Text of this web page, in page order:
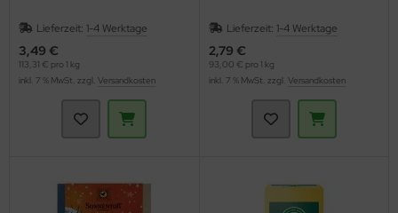
Lieferzeit: 1-4 Werktage
3,49 €
113,31 € pro 1 kg
inkl. 7 % MwSt. zzgl. Versandkosten
Lieferzeit: 1-4 Werktage
2,79 €
93,00 € pro 1 kg
inkl. 7 % MwSt. zzgl. Versandkosten